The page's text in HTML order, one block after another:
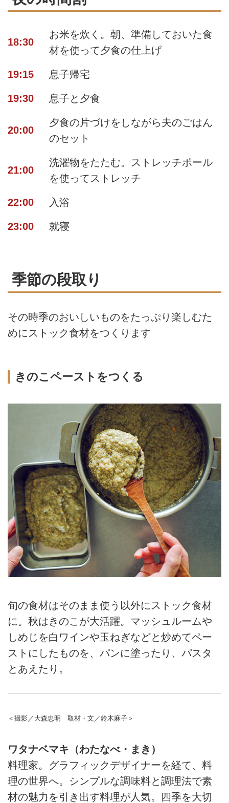
18:30
お米を炊く。朝、準備しておいた食
材を使って夕食の仕上げ
19:15 息子帰宅
19:30 息子と夕食
20:00
夕食の片づけをしながら夫のごはん
のセット
21:00
洗濯物をたたむ。ストレッチポール
を使ってストレッチ
22:00 入浴
23:00 就寝
季節の段取り
その時季のおいしいものをたっぷり楽しむた
めにストック食材をつくります
きのこペーストをつくる
旬の食材はそのまま使う以外にストック食材
に。秋はきのこが大活躍。マッシュルームや
しめじを白ワインや玉ねぎなどと炒めてペー
ストにしたものを、パンに塗ったり、パスタ
とあえたり。
＜撮影／大森忠明 取材・文／鈴木麻子＞
ワタナベマキ（わたなべ・まき）
料理家。グラフィックデザイナーを経て、料
理の世界へ。シンプルな調味料と調理法で素
材の魅力を引き出す料理が人気。四季を大切